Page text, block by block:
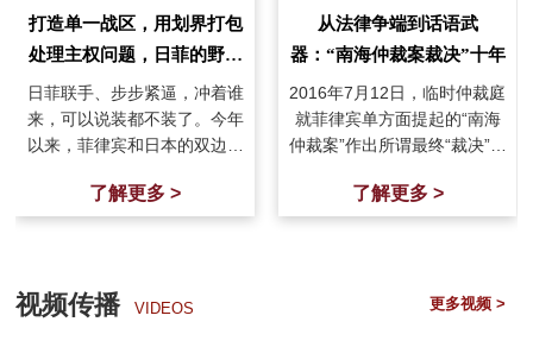
打造单一战区，用划界打包
处理主权问题，日菲的野心
不装了？
日菲联手、步步紧逼，冲着谁
来，可以说装都不装了。今年
以来，菲律宾和日本的双边关
入协定》的基础上
了解更多 >
从法律争端到话语武
器：“南海仲裁案裁决”十年
2016年7月12日，临时仲裁庭
就菲律宾单方面提起的“南海
仲裁案”作出所谓最终“裁决”。
庭”越权
了解更多 >
视频传播 VIDEOS 更多视频 >